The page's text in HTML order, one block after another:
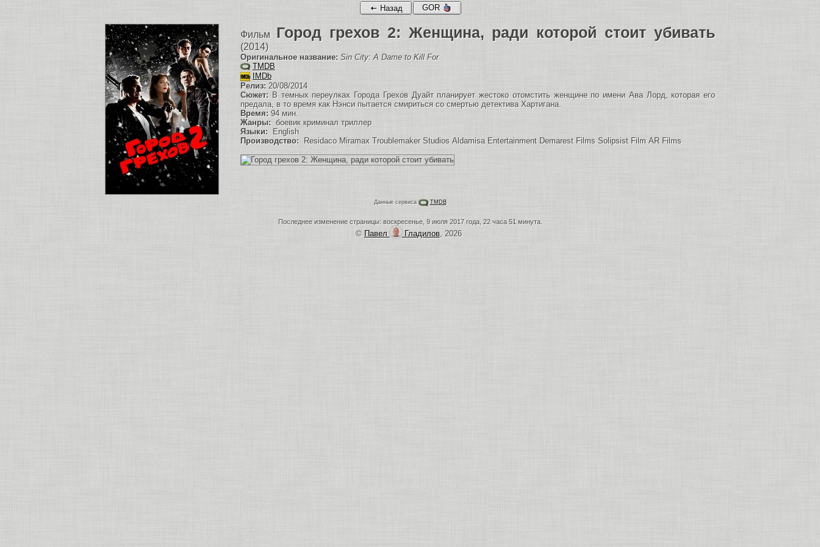
Назад GOR
Фильм Город грехов 2: Женщина, ради которой стоит убивать
(2014)
Оригинальное название: Sin City: A Dame to Kill For
TMDB
IMDb
Релиз: 20/08/2014
Сюжет: В темных переулках Города Грехов Дуайт планирует жестоко отомстить женщине по имени Ава Лорд, которая его
предала, в то время как Нэнси пытается смириться со смертью детектива Хартигана.
Время: 94 мин.
Жанры: боевик криминал триллер
Языки: English
Производство: Residaco Miramax Troublemaker Studios Aldamisa Entertainment Demarest Films Solipsist Film AR Films
Данные сервиса TMDB
Последнее изменение страницы: воскресенье, 9 июля 2017 года, 22 часа 51 минута.
© Павел Гладилов, 2026